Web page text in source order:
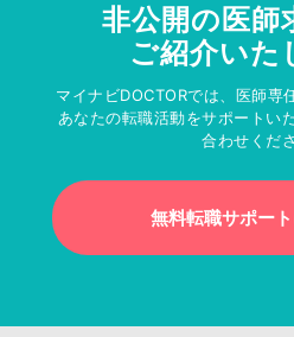
非公開の医師
ご紹介いた
マイナビDOCTORでは、医師専
あなたの転職活動をサポートい
合わせくださ
無料転職サポー